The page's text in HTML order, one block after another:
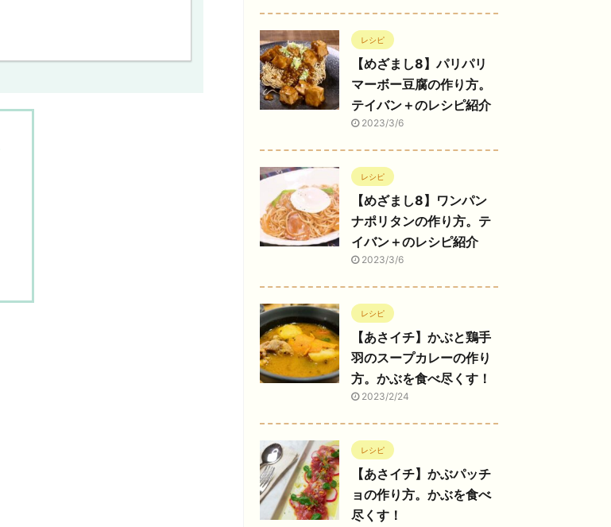
レシピ
【めざまし8】パリパリ
マーボー豆腐の作り方。
テイバン＋のレシピ紹介
2023/3/6
レシピ
【めざまし8】ワンパン
ナポリタンの作り方。テ
イバン＋のレシピ紹介
2023/3/6
レシピ
【あさイチ】かぶと鶏手
羽のスープカレーの作り
方。かぶを食べ尽くす！
2023/2/24
レシピ
【あさイチ】かぶパッチ
ョの作り方。かぶを食べ
尽くす！